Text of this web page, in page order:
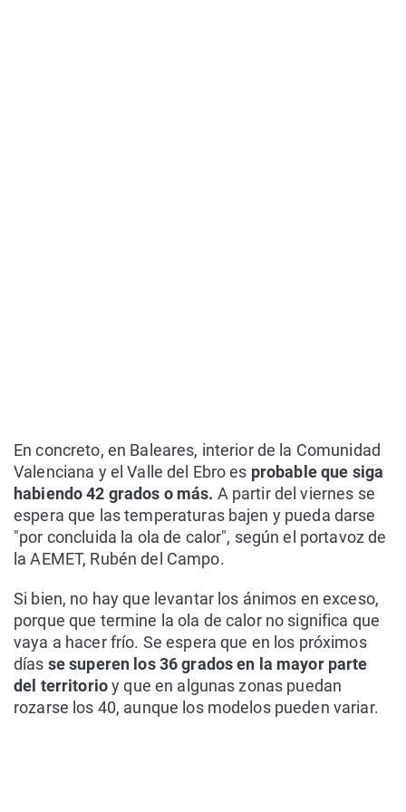
En concreto, en Baleares, interior de la Comunidad
Valenciana y el Valle del Ebro es probable que siga
habiendo 42 grados o más. A partir del viernes se
espera que las temperaturas bajen y pueda darse
"por concluida la ola de calor", según el portavoz de
la AEMET, Rubén del Campo.
Si bien, no hay que levantar los ánimos en exceso,
porque que termine la ola de calor no significa que
vaya a hacer frío. Se espera que en los próximos
días se superen los 36 grados en la mayor parte
del territorioy que en algunas zonas puedan
rozarse los 40, aunque los modelos pueden variar.